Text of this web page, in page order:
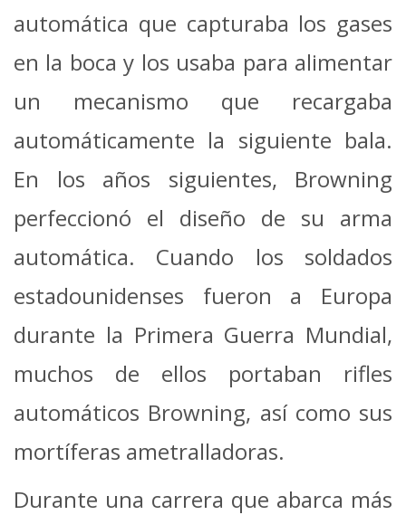
automática que capturaba los gases
en la boca y los usaba para alimentar
un mecanismo que recargaba
automáticamente la siguiente bala.
En los años siguientes, Browning
perfeccionó el diseño de su arma
automática. Cuando los soldados
estadounidenses fueron a Europa
durante la Primera Guerra Mundial,
muchos de ellos portaban rifles
automáticos Browning, así como sus
mortíferas ametralladoras.
Durante una carrera que abarca más